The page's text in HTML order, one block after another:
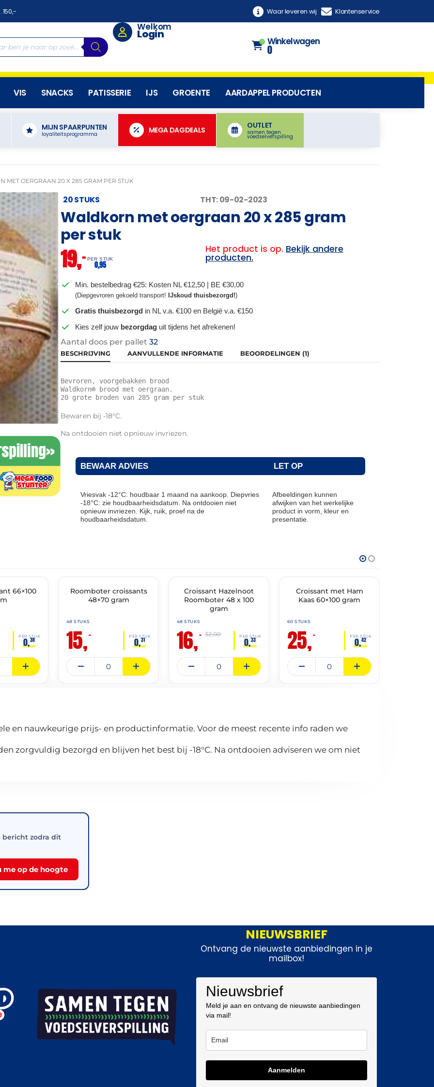
150,- Waar leveren wij Klantenservice
Welkom
Login
0 Winkelwagen
0
VIS SNACKS PATISSERIE IJS GROENTE AARDAPPEL PRODUCTEN
MIJN SPAARPUNTEN
loyaliteitsprogramma MEGA DAGDEALS
OUTLET
samen tegen
voedselverspilling
MET OERGRAAN 20 X 285 GRAM PER STUK
20 STUKS THT: 09-02-2023
Waldkorn met oergraan 20 x 285 gram
per stuk
19,– PER STUK
0,95
Het product is op. Bekijk andere
producten.
Min. bestelbedrag €25: Kosten NL €12,50 | BE €30,00
(Diepgevroren gekoeld transport!IJskoud thuisbezorgd!)
Gratis thuisbezorgd in NL v.a. €100 en België v.a. €150
Kies zelf jouw bezorgdag uit tijdens het afrekenen!
Aantal doos per pallet32
BESCHRIJVING AANVULLENDE INFORMATIE BEOORDELINGEN (1)
Bevroren, voorgebakken brood
Waldkorn® brood met oergraan.
20 grote broden van 285 gram per stuk
Bewaren bij -18°C.
Na ontdooien niet opnieuw invriezen.
BEWAAR ADVIES LET OP
Vriesvak -12°C: houdbaar 1 maand na aankoop. Diepvries
-18°C: zie houdbaarheidsdatum. Na ontdooien niet
opnieuw invriezen. Kijk, ruik, proef na de
houdbaarheidsdatum.
Afbeeldingen kunnen
afwijken van het werkelijke
product in vorm, kleur en
presentatie.
66×100
PER STUK
0,38
🔥 OP=OP
Roomboter croissants
48×70 gram
48 STUKS
15,– PER STUK
0,31
🔥 OP=OP
Croissant Hazelnoot
Roomboter 48 x 100
gram
48 STUKS
16,– PER STUK
0,33
32,00
🔥 OP=OP
Croissant met Ham
Kaas 60×100 gram
60 STUKS
25,– PER STUK
0,42
en nauwkeurige prijs- en productinformatie. Voor de meest recente info raden we
zorgvuldig bezorgd en blijven het best bij -18°C. Na ontdooien adviseren we om niet
bericht zodra dit
me op de hoogte
NIEUWSBRIEF
Ontvang de nieuwste aanbiedingen in je
mailbox!
Nieuwsbrief
Meld je aan en ontvang de nieuwste aanbiedingen
via mail!
Aanmelden